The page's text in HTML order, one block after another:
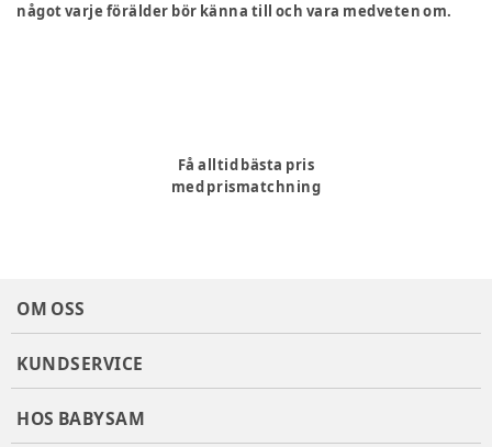
något varje förälder bör känna till och vara medveten om.
Få alltid bästa pris
med prismatchning
OM OSS
KUNDSERVICE
HOS BABYSAM